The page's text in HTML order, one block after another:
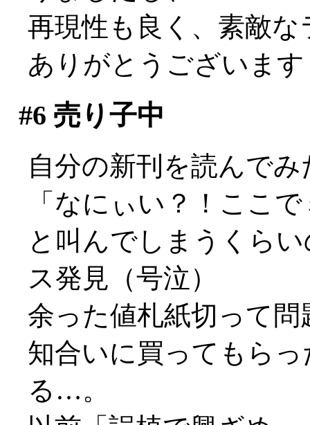
再現性も良く、素敵
ありがとうございま
#6 売り子中
自分の新刊を読んで
「なにぃい？！ここ
と叫んでしまうくら
ス発見（号泣）
余った値札紙切って
知合いに買ってもら
る…。